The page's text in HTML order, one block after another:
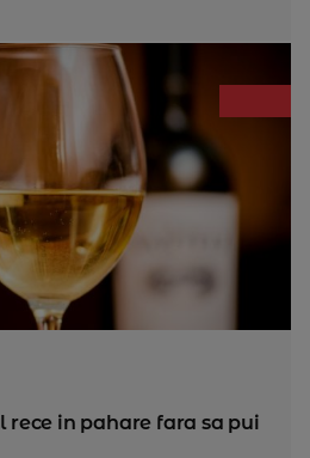
rece in pahare fara sa pui